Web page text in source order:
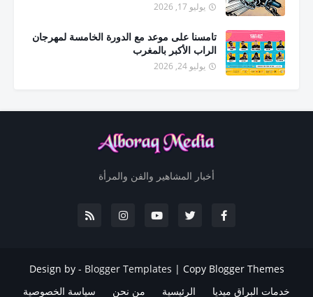
يوليو 17, 2026
تامسنا على موعد مع الدورة الخامسة لمهرجان
الراب الأكبر بالمغرب
يوليو 24, 2026
أخبار المشاهير والفن والمرأة
Design by - Blogger Templates | Copy Blogger Themes
خدمات البراق ميديا
الرئيسية من نحن سياسة الخصوصية